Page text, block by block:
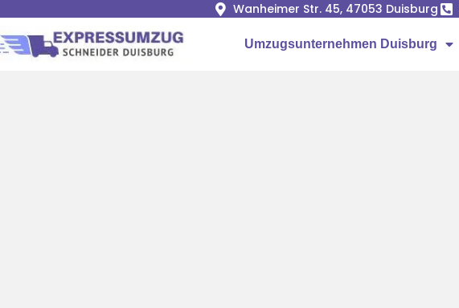
Wanheimer Str. 45, 47053 Duisburg
Umzugsunternehmen Duisburg